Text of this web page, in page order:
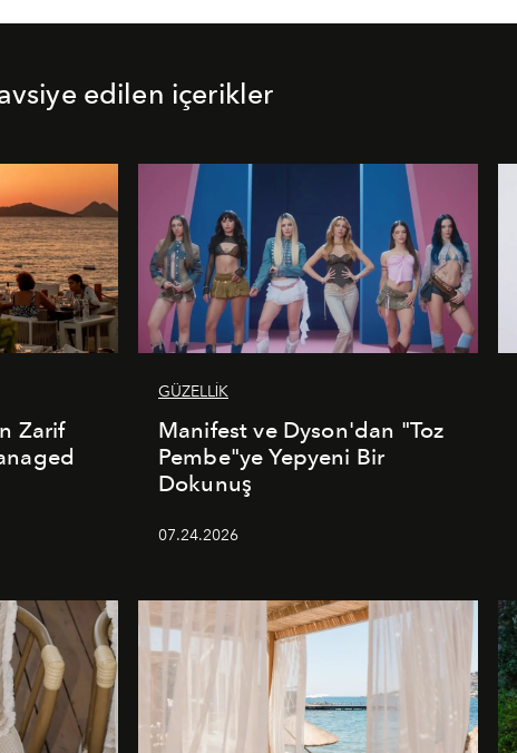
edilen içerikler
Zarif
GÜZELLİK
Manifest ve Dyson'dan "Toz
Pembe"ye Yepyeni Bir
Dokunuş
07.24.2026